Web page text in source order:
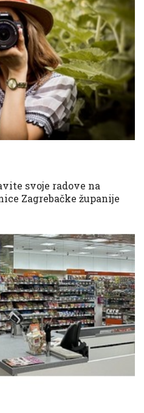
svoje radove na
Zagrebačke županije